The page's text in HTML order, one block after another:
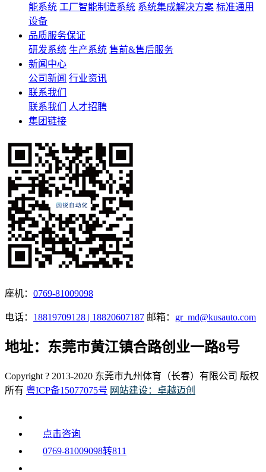
能系统 工厂智能制造系统 系统集成解决方案 标准通用
设备
品质服务保证
研发系统 生产系统 售前&售后服务
新闻中心
公司新闻 行业资讯
联系我们
联系我们
人才招聘
集团链接
座机： 0769-81009098
电话： 18819709128 | 18820607187 邮箱： gr_md@kusauto.com
地址：东莞市黄江镇合路创业一路8号
Copyright ? 2013-2020 东莞市九州体育（长春）有限公司 版权
所有 粤ICP备15077075号 网站建设：卓越迈创
点击咨询
0769-81009098转811